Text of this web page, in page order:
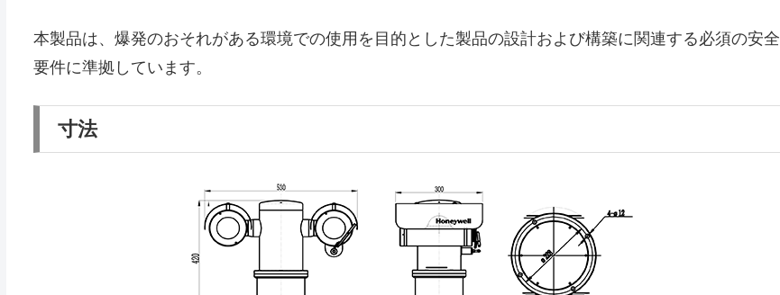
本製品は、爆発のおそれがある環境での使用を目的とした製品の設計および構築に関連する必須の安全
要件に準拠しています。
寸法